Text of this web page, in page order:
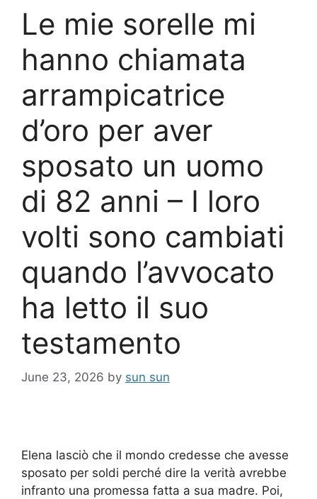
Le mie sorelle mi
hanno chiamata
arrampicatrice
d’oro per aver
sposato un uomo
di 82 anni – I loro
volti sono cambiati
quando l’avvocato
ha letto il suo
testamento
June 23, 2026 by sun sun
Elena lasciò che il mondo credesse che avesse
sposato per soldi perché dire la verità avrebbe
infranto una promessa fatta a sua madre. Poi,